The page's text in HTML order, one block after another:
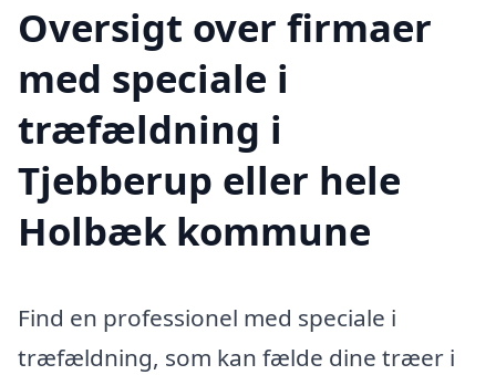
Oversigt over firmaer
med speciale i
træfældning i
Tjebberup eller hele
Holbæk kommune
Find en professionel med speciale i
træfældning, som kan fælde dine træer i